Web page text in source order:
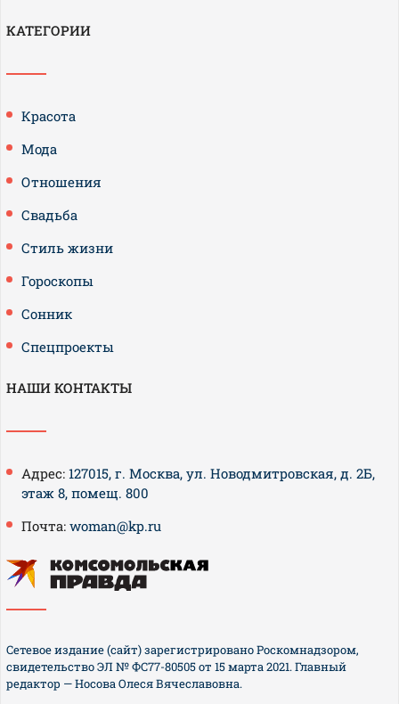
КАТЕГОРИИ
Красота
Мода
Отношения
Свадьба
Стиль жизни
Гороскопы
Сонник
Спецпроекты
НАШИ КОНТАКТЫ
Адрес: 127015, г. Москва, ул. Новодмитровская, д. 2Б,
этаж 8, помещ. 800
Почта: woman@kp.ru
Сетевое издание (сайт) зарегистрировано Роскомнадзором,
свидетельство ЭЛ № ФС77-80505 от 15 марта 2021. Главный
редактор — Носова Олеся Вячеславовна.